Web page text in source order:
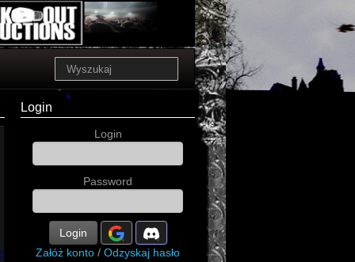
Login
Login
Password
Login
Załóż konto / Odzyskaj hasło